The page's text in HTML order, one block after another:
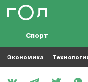
Спорт
Экономика